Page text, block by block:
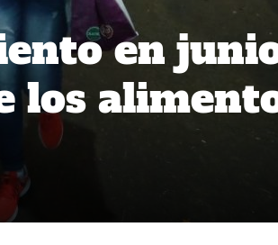
en
los